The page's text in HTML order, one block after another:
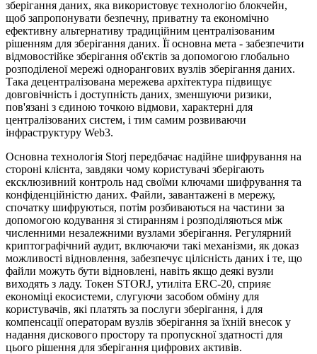
зберігання даних, яка використовує технологію блокчейн,
щоб запропонувати безпечну, приватну та економічно
ефективну альтернативу традиційним централізованим
рішенням для зберігання даних. Її основна мета - забезпечити
відмовостійке зберігання об'єктів за допомогою глобально
розподіленої мережі однорангових вузлів зберігання даних.
Така децентралізована мережева архітектура підвищує
довговічність і доступність даних, зменшуючи ризики,
пов'язані з єдиною точкою відмови, характерні для
централізованих систем, і тим самим розвиваючи
інфраструктуру Web3.
Основна технологія Storj передбачає надійне шифрування на
стороні клієнта, завдяки чому користувачі зберігають
ексклюзивний контроль над своїми ключами шифрування та
конфіденційністю даних. Файли, завантажені в мережу,
спочатку шифруються, потім розбиваються на частини за
допомогою кодування зі стиранням і розподіляються між
численними незалежними вузлами зберігання. Регулярний
криптографічний аудит, включаючи такі механізми, як доказ
можливості відновлення, забезпечує цілісність даних і те, що
файли можуть бути відновлені, навіть якщо деякі вузли
виходять з ладу. Токен STORJ, утиліта ERC-20, сприяє
економіці екосистеми, слугуючи засобом обміну для
користувачів, які платять за послуги зберігання, і для
компенсації операторам вузлів зберігання за їхній внесок у
надання дискового простору та пропускної здатності для
цього рішення для зберігання цифрових активів.